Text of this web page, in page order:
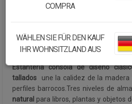
Descripción:
Estantería consola de diseño
tallados  une la calidez de la
perfiles barrocos.Tres niveles de
natural para libros, plantas y objetos
COMPRA
WÄHLEN SIE FÜR DEN KAUF
IHR WOHNSITZLAND AUS